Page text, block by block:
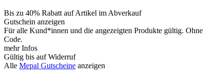
Bis zu 40% Rabatt auf Artikel im Abverkauf
Gutschein anzeigen
Für alle Kund*innen und die angezeigten Produkte gültig. Ohne
Code.
mehr Infos
Gültig bis auf Widerruf
Alle Mepal Gutscheine anzeigen